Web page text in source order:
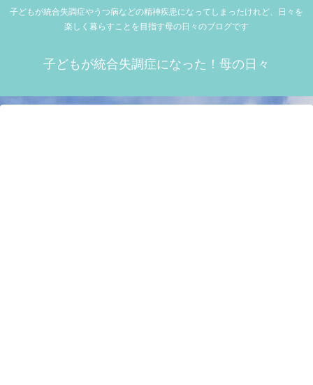
子どもが統合失調症やうつ病などの精神疾患になってしまったけれど、日々を
楽しく暮らすことを目指す母の日々のブログです
子どもが統合失調症になった！母の日々